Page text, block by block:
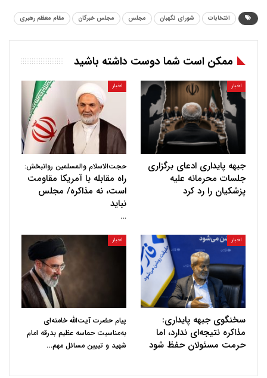
انتخابات شورای نگهبان مجلس مجلس خبرگان مقام معظم رهبری
ممکن است شما دوست داشته باشید
اخبار
جبهه پایداری ادعای برگزاری
جلسات محرمانه علیه
پزشکیان را رد کرد
اخبار
حجت‌الاسلام والمسلمین روانبخش:
راه مقابله با آمریکا مقاومت
است، نه مذاکره/ مجلس
نباید
…
اخبار
سخنگوی جبهه پایداری:
مذاکره نتیجه‌ای ندارد، اما
حرمت مسئولان حفظ شود
اخبار
پیام حضرت آیت‌الله خامنه‌ای
به‌مناسبت حماسه عظیم بدرقه امام
شهید و تبیین مسائل مهم…